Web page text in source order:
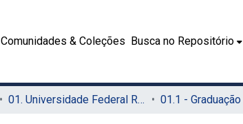
Comunidades & Coleções Busca no Repositório
01. Universidade Federal Rural de Pernambuco - UFRPE (Sede) 01.1 -